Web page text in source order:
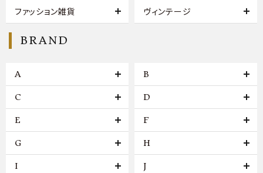
ファッション雑貨 ヴィンテージ
BRAND
A B
C D
E F
G H
I J